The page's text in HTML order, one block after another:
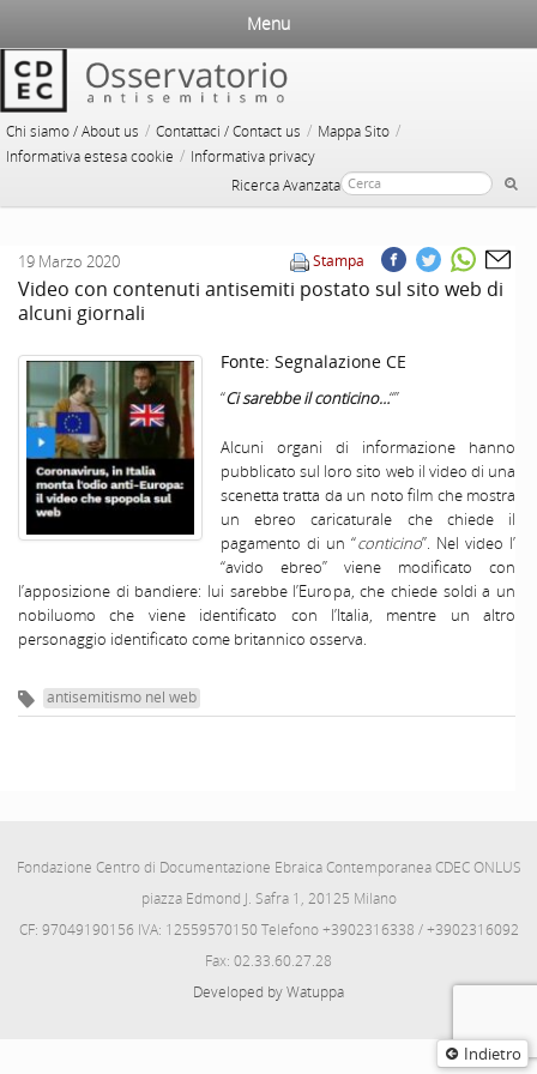
Chi siamo / About us / Contattaci / Contact us / Mappa Sito /
Informativa estesa cookie / Informativa privacy
Ricerca Avanzata
Menu
Indietro
Stampa
19 Marzo 2020
Video con contenuti antisemiti postato sul sito web di
alcuni giornali
Fonte: Segnalazione CE
“Ci sarebbe il conticino…“”
Alcuni organi di informazione hanno
pubblicato sul loro sito web il video di una
scenetta tratta da un noto film che mostra
un ebreo caricaturale che chiede il
pagamento di un “conticino”. Nel video l’
“avido ebreo” viene modificato con
l’apposizione di bandiere: lui sarebbe l’Europa, che chiede soldi a un
nobiluomo che viene identificato con l’Italia, mentre un altro
personaggio identificato come britannico osserva.
antisemitismo nel web
Fondazione Centro di Documentazione Ebraica Contemporanea CDEC ONLUS
piazza Edmond J. Safra 1, 20125 Milano
CF: 97049190156 IVA: 12559570150 Telefono +3902316338 / +3902316092
Fax: 02.33.60.27.28
Developed by Watuppa